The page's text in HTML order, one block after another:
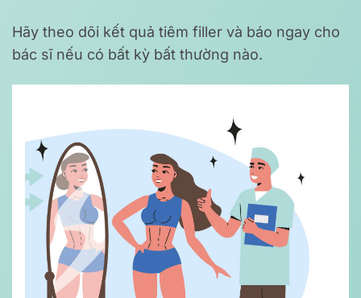
Hãy theo dõi kết quả tiêm filler và báo ngay cho
bác sĩ nếu có bất kỳ bất thường nào.